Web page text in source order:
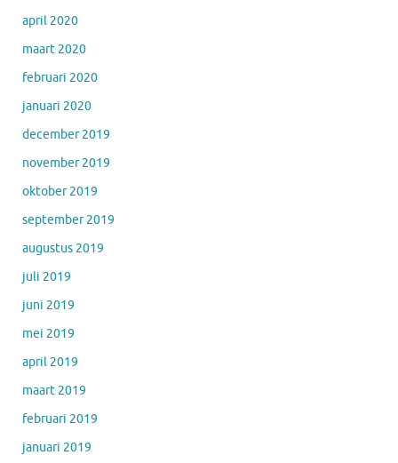
april 2020
maart 2020
februari 2020
januari 2020
december 2019
november 2019
oktober 2019
september 2019
augustus 2019
juli 2019
juni 2019
mei 2019
april 2019
maart 2019
februari 2019
januari 2019